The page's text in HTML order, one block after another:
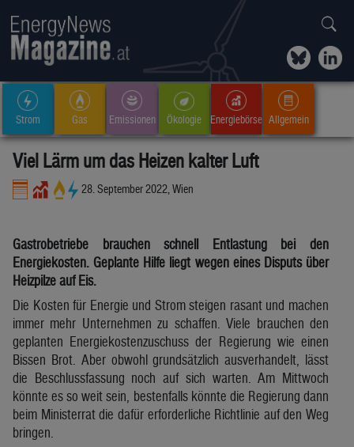
Strom Gas Emissionen Ökologie Energiebörse Allgemein
Viel Lärm um das Heizen kalter Luft
28. September 2022, Wien
Gastrobetriebe brauchen schnell Entlastung bei den
Energiekosten. Geplante Hilfe liegt wegen eines Disputs über
Heizpilze auf Eis.
Die Kosten für Energie und Strom steigen rasant und machen
immer mehr Unternehmen zu schaffen. Viele brauchen den
geplanten Energiekostenzuschuss der Regierung wie einen
Bissen Brot. Aber obwohl grundsätzlich ausverhandelt, lässt
die Beschlussfassung noch auf sich warten. Am Mittwoch
könnte es so weit sein, bestenfalls könnte die Regierung dann
beim Ministerrat die dafür erforderliche Richtlinie auf den Weg
bringen.